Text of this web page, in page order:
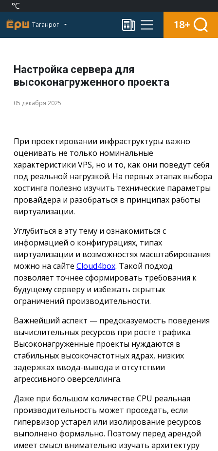
°C
Таганрог 18+
Настройка сервера для
высоконагруженного проекта
05 декабря 2025
При проектировании инфраструктуры важно
оценивать не только номинальные
характеристики VPS, но и то, как они поведут себя
под реальной нагрузкой. На первых этапах выбора
хостинга полезно изучить технические параметры
провайдера и разобраться в принципах работы
виртуализации.
Углубиться в эту тему и ознакомиться с
информацией о конфигурациях, типах
виртуализации и возможностях масштабирования
можно на сайте Cloud4box. Такой подход
позволяет точнее сформировать требования к
будущему серверу и избежать скрытых
ограничений производительности.
Важнейший аспект — предсказуемость поведения
вычислительных ресурсов при росте трафика.
Высоконагруженные проекты нуждаются в
стабильных высокочастотных ядрах, низких
задержках ввода-вывода и отсутствии
агрессивного оверселлинга.
Даже при большом количестве CPU реальная
производительность может проседать, если
гипервизор устарел или изолирование ресурсов
выполнено формально. Поэтому перед арендой
имеет смысл внимательно изучать архитектуру